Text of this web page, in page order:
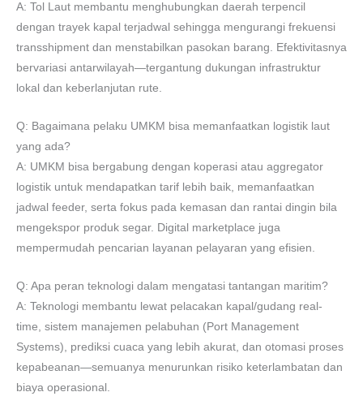
A: Tol Laut membantu menghubungkan daerah terpencil
dengan trayek kapal terjadwal sehingga mengurangi frekuensi
transshipment dan menstabilkan pasokan barang. Efektivitasnya
bervariasi antarwilayah—tergantung dukungan infrastruktur
lokal dan keberlanjutan rute.
Q: Bagaimana pelaku UMKM bisa memanfaatkan logistik laut
yang ada?
A: UMKM bisa bergabung dengan koperasi atau aggregator
logistik untuk mendapatkan tarif lebih baik, memanfaatkan
jadwal feeder, serta fokus pada kemasan dan rantai dingin bila
mengekspor produk segar. Digital marketplace juga
mempermudah pencarian layanan pelayaran yang efisien.
Q: Apa peran teknologi dalam mengatasi tantangan maritim?
A: Teknologi membantu lewat pelacakan kapal/gudang real-
time, sistem manajemen pelabuhan (Port Management
Systems), prediksi cuaca yang lebih akurat, dan otomasi proses
kepabeanan—semuanya menurunkan risiko keterlambatan dan
biaya operasional.